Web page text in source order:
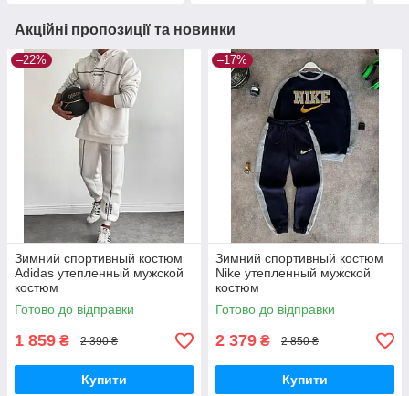
Акційні пропозиції та новинки
–22%
Зимний спортивный костюм
Adidas утепленный мужской
костюм
Готово до відправки
1 859 ₴ 2 390 ₴
Купити
–17%
Зимний спортивный костюм
Nike утепленный мужской
костюм
Готово до відправки
2 379 ₴ 2 850 ₴
Купити